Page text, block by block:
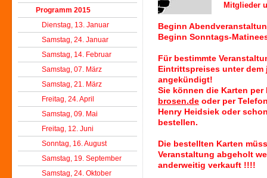
Programm 2015
Dienstag, 13. Januar
Samstag, 24. Januar
Samstag, 14. Februar
Samstag, 07. März
Samstag, 21. März
Freitag, 24. April
Samstag, 09. Mai
Freitag, 12. Juni
Sonntag, 16. August
Samstag, 19. September
Samstag, 24. Oktober
Mitglieder
Beginn
Beginn Sonntags-
Für bestimmte
Eintrittspreises unter
angekündigt!
Sie können die Karten per
brosen.de oder per
Henry Heidsiek oder
bestellen.
Die bestellten Karten
Veranstaltung abgeholt
anderweitig verkauft !!!!